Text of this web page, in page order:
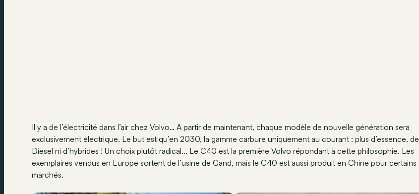
Il y a de l’électricité dans l’air chez Volvo… A partir de maintenant, chaque modèle de nouvelle génération sera
exclusivement électrique. Le but est qu’en 2030, la gamme carbure uniquement au courant : plus d’essence, de
Diesel ni d’hybrides ! Un choix plutôt radical... Le C40 est la première Volvo répondant à cette philosophie. Les
exemplaires vendus en Europe sortent de l’usine de Gand, mais le C40 est aussi produit en Chine pour certains
marchés.